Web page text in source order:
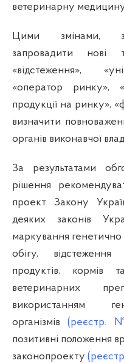
ветеринарну
Цими змінами,
запровадити нові
«відстеження»,
«оператор ринку»,
продукції на ринку»,
визначити
органів виконавчої
За результатами
рішення рекоменду
проект Закону
деяких законів
маркування генетично
обігу,
продуктів, кормів
ветеринарних
використанням
організмів(реєстр.
позитивні положення
законопроекту